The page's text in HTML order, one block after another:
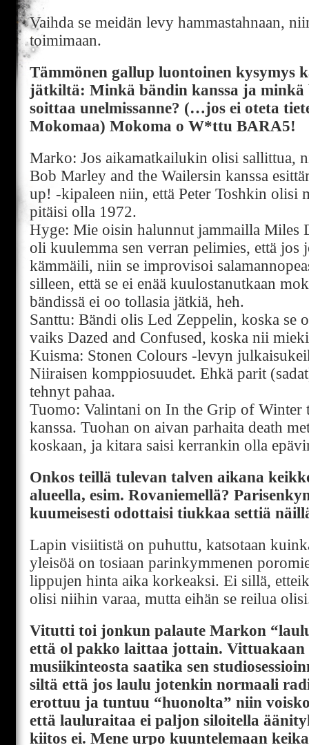
Vaihda se meidän levy hammastahnaan,
toimimaan.
Tämmönen gallup luontoinen kysymys
jätkiltä: Minkä bändin kanssa ja minkä
soittaa unelmissanne? (…jos ei oteta
Mokomaa) Mokoma o W*ttu BARA5!
Marko: Jos aikamatkailukin olisi sallittua,
Bob Marley and the Wailersin kanssa
up! -kipaleen niin, että Peter Toshkin olisi
pitäisi olla 1972.
Hyge: Mie oisin halunnut jammailla Miles
oli kuulemma sen verran pelimies, että jos
kämmäili, niin se improvisoi
silleen, että se ei enää kuulostanutkaan
bändissä ei oo tollasia jätkiä, heh.
Santtu: Bändi olis Led Zeppelin, koska se
vaiks Dazed and Confused, koska nii
Kuisma: Stonen Colours -levyn
Niiraisen komppiosuudet. Ehkä parit
tehnyt pahaa.
Tuomo: Valintani on In the Grip of Winter
kanssa. Tuohan on aivan parhaita death
koskaan, ja kitara saisi kerrankin olla
Onkos teillä tulevan talven aikana
alueella, esim. Rovaniemellä?
kuumeisesti odottaisi tiukkaa settiä
Lapin visiitistä on puhuttu, katsotaan
yleisöä on tosiaan parinkymmenen
lippujen hinta aika korkeaksi. Ei sillä,
olisi niihin varaa, mutta eihän se reilua
Vitutti toi jonkun palaute Markon
että ol pakko laittaa jottain. Vittuakaan
musiikinteosta saatika sen
siltä että jos laulu jotenkin normaali
erottuu ja tuntuu “huonolta” niin
että lauluraitaa ei paljon siloitella
kiitos ei. Mene urpo kuuntelemaan